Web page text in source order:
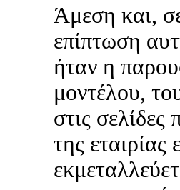
Άμεση και,
επίπτωση
ήταν η
μοντέλου,
στις
της